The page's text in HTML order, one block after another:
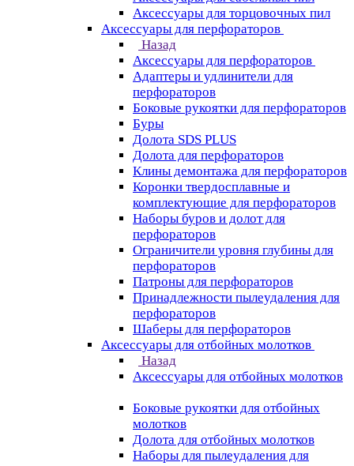
Аксессуары для торцовочных пил
Аксессуары для перфораторов
Назад
Аксессуары для перфораторов
Адаптеры и удлинители для
перфораторов
Боковые рукоятки для перфораторов
Буры
Долота SDS PLUS
Долота для перфораторов
Клины демонтажа для перфораторов
Коронки твердосплавные и
комплектующие для перфораторов
Наборы буров и долот для
перфораторов
Ограничители уровня глубины для
перфораторов
Патроны для перфораторов
Принадлежности пылеудаления для
перфораторов
Шаберы для перфораторов
Аксессуары для отбойных молотков
Назад
Аксессуары для отбойных молотков
Боковые рукоятки для отбойных
молотков
Долота для отбойных молотков
Наборы для пылеудаления для